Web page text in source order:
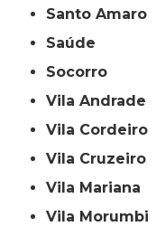
Santo Amaro
Saúde
Socorro
Vila Andrade
Vila Cordeiro
Vila Cruzeiro
Vila Mariana
Vila Morumbi